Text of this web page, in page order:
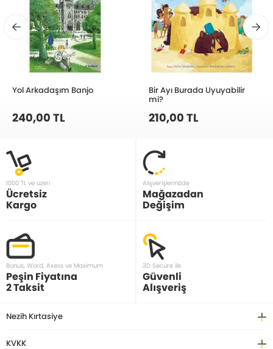
Yol Arkadaşım Banjo
240,00 TL
Bir Ayı Burada Uyuyabilir
mi?
210,00 TL
1000 TL ve üzeri
Ücretsiz
Kargo
Alışverişlerinizde
Mağazadan
Değişim
Bonus, Word, Axess ve Maximum
Peşin Fiyatına
2 Taksit
3D Secure ile
Güvenli
Alışveriş
Nezih Kırtasiye
KVKK